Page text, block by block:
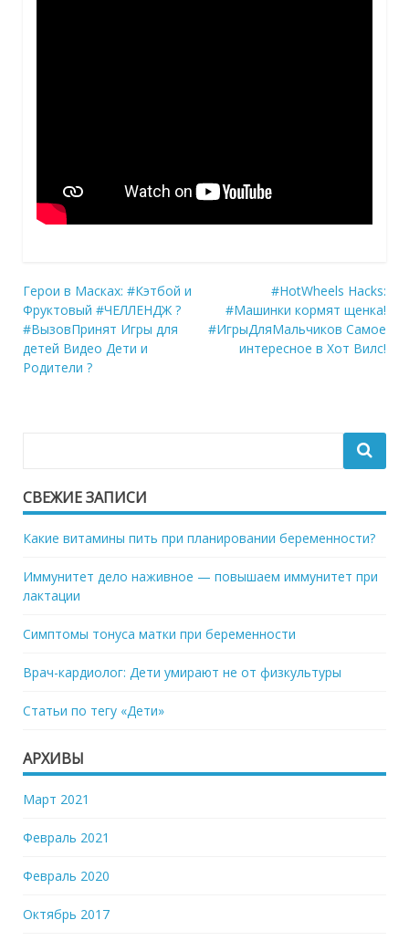
Навигация
по
записям
Герои в Масках: #Кэтбой и
Фруктовый #ЧЕЛЛЕНДЖ ?
#ВызовПринят Игры для
детей Видео Дети и
Родители ?
#HotWheels Hacks:
#Машинки кормят щенка!
#ИгрыДляМальчиков Самое
интересное в Хот Вилс!
СВЕЖИЕ ЗАПИСИ
Какие витамины пить при планировании беременности?
Иммунитет дело наживное — повышаем иммунитет при
лактации
Симптомы тонуса матки при беременности
Врач-кардиолог: Дети умирают не от физкультуры
Статьи по тегу «Дети»
АРХИВЫ
Март 2021
Февраль 2021
Февраль 2020
Октябрь 2017